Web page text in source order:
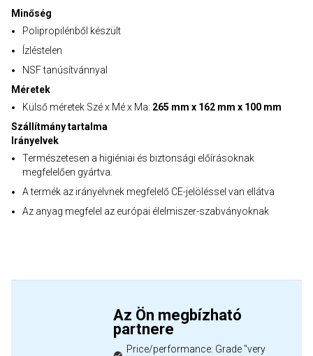
Minőség
Polipropilénből készült
Ízléstelen
NSF tanúsítvánnyal
Méretek
Külső méretek Szé x Mé x Ma: 265 mm x 162 mm x 100 mm
Szállítmány tartalma
Irányelvek
Természetesen a higiéniai és biztonsági előírásoknak
megfelelően gyártva.
A termék az irányelvnek megfelelő CE-jelöléssel van ellátva
Az anyag megfelel az európai élelmiszer-szabványoknak
Az Ön megbízható
partnere
Price/performance: Grade "very